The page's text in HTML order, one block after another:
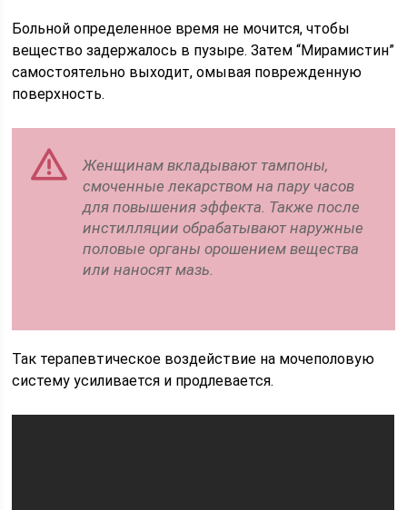
Больной определенное время не мочится, чтобы
вещество задержалось в пузыре. Затем “Мирамистин”
самостоятельно выходит, омывая поврежденную
поверхность.
Женщинам вкладывают тампоны,
смоченные лекарством на пару часов
для повышения эффекта. Также после
инстилляции обрабатывают наружные
половые органы орошением вещества
или наносят мазь.
Так терапевтическое воздействие на мочеполовую
систему усиливается и продлевается.